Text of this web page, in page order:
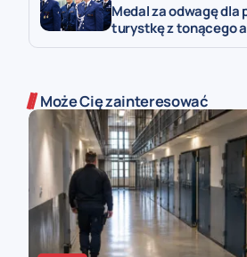
Medal za odwagę
turystkę z tonącego
Może Cię zainteresować